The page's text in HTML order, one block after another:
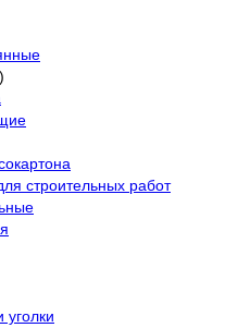
строительных работ